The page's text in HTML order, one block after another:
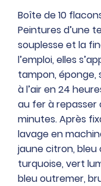
Boîte
de
10
flacons
45
ml
SETACOLOR,
tissus
clairs
Boîte de 10
Peintures d’une
souplesse et la
l’emploi, elles
tampon, éponge,
à l’air en 24
au fer à repasser
minutes. Après
lavage en
jaune citron, bleu
turquoise, vert
bleu outremer,